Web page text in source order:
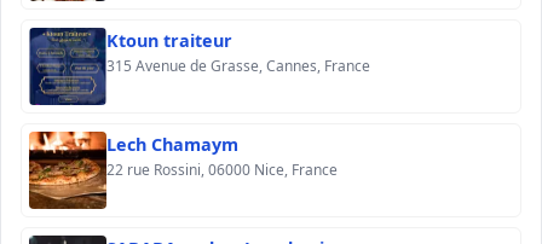
Ktoun traiteur
315 Avenue de Grasse, Cannes, France
Lech Chamaym
22 rue Rossini, 06000 Nice, France